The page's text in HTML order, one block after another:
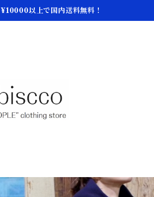
¥10000以上で国内送料無料！